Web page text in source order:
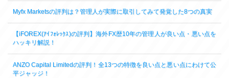
Myfx Marketsの評判は？管理人が実際に取引してみて発覚した8つの真実
【iFOREX(ｱｲﾌｫﾚｯｸｽ)の評判】海外FX歴10年の管理人が良い点・悪い点を
ハッキリ解説！
ANZO Capital Limitedの評判！全13つの特徴を良い点と悪い点にわけて公
平ジャッジ！